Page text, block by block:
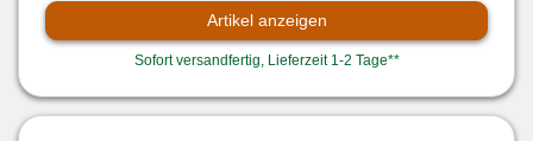
Artikel anzeigen
Sofort versandfertig, Lieferzeit 1-2 Tage**